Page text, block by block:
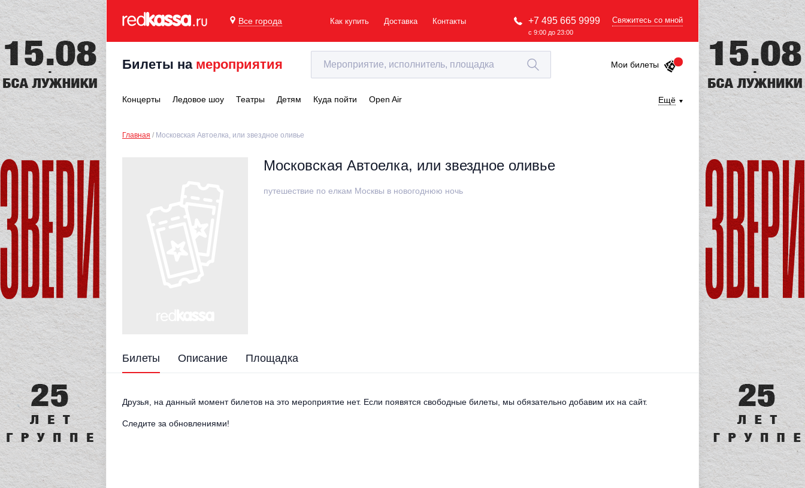
Все города Как купить Доставка Контакты +7 495 665 9999
с 9:00 до 23:00
Свяжитесь со мной
Билеты на мероприятия Мои билеты
Концерты Ледовое шоу Театры Детям Куда пойти Open Air Ещё
Главная Московская Автоелка, или звездное оливье
Московская Автоелка, или звездное оливье
путешествие по елкам Москвы в новогоднюю ночь
Билеты Описание Площадка
Друзья, на данный момент билетов на это мероприятие нет. Если появятся свободные билеты, мы обязательно добавим их на сайт.
Следите за обновлениями!